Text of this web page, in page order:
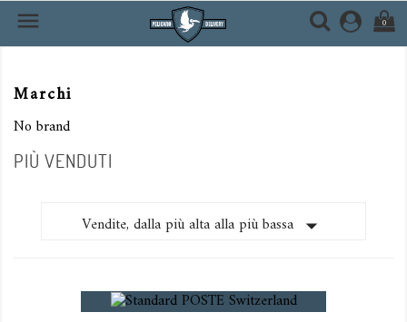
 0
Marchi
No brand
PIÙ VENDUTI
Vendite, dalla più alta alla più bassa 